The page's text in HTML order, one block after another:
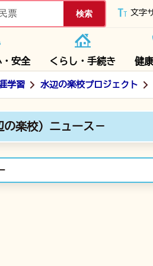
下
文字
安全 くらし・手続き 健
学習 水辺の楽校プロジェクト
楽校）ニュース－